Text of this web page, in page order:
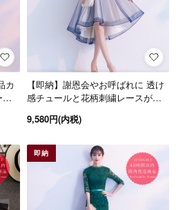
カ
メ
【即納】謝恩会やお呼ばれに 透け
感チュールと花柄刺繍レースが上
ス
9,580円(内税)
即納